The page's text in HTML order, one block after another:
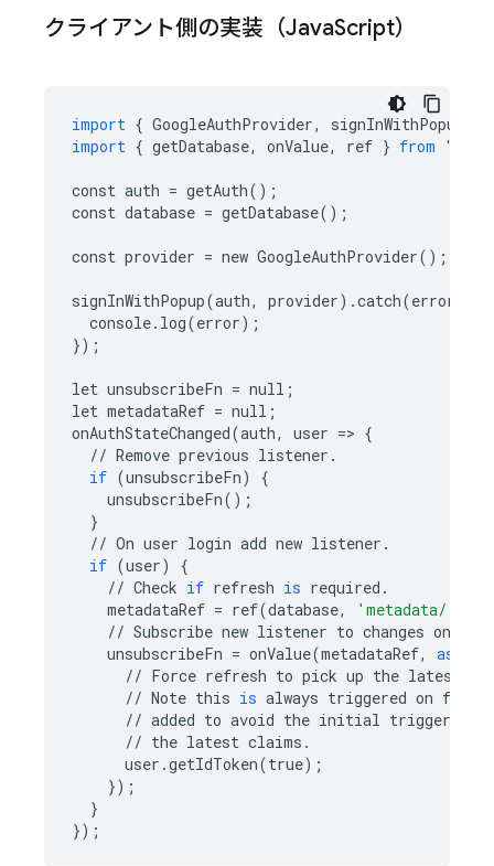
クライアント側の実装（JavaScript）
import { GoogleAuthProvider, signInWithPopup
import { getDatabase, onValue, ref } from
const auth = getAuth();
const database = getDatabase();
const provider = new GoogleAuthProvider();
signInWithPopup(auth, provider) .catch(error
console. log(error);
});
let unsubscribeFn = null ;
let metadataRef = null ;
onAuthStateChanged(auth, user => {
// Remove previous listener .
if (unsubscribeFn)
{
unsubscribeFn();
}
// On user login add new listener .
if (user)
{
// Check if refresh is required .
metadataRef = ref(database, 'metadata/'
// Subscribe new listener to changes on
unsubscribeFn = onValue(metadataRef, async
// Force refresh to pick up the latest
// Note this is always triggered on first
// added to avoid the initial trigger
// the latest claims .
user .getIdToken(true);
});
}
});